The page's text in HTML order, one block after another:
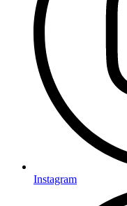
Instagram